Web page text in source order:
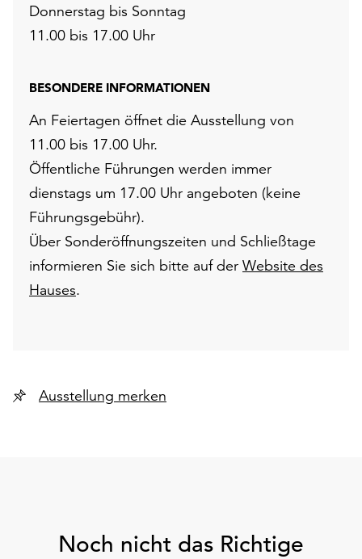
Donnerstag bis Sonntag
11.00 bis 17.00 Uhr
BESONDERE INFORMATIONEN
An Feiertagen öffnet die Ausstellung von
11.00 bis 17.00 Uhr.
Öffentliche Führungen werden immer
dienstags um 17.00 Uhr angeboten (keine
Führungsgebühr).
Über Sonderöffnungszeiten und Schließtage
informieren Sie sich bitte auf der Website des
Hauses.
Ausstellung merken
Noch nicht das Richtige